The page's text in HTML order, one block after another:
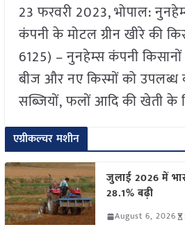
23 फरवरी 2023, भोपाल:
कंपनी के मोटल ग्रीन खीरे की
6125) – नुनहेम्स कंपनी
बीज और नए किस्मों को उपलब्ध
सब्जियों, फलों आदि की खेती के
एग्रीकल्चर मशीन
जुलाई 2026 में
28.1% बढ़ी
August 6, 2026